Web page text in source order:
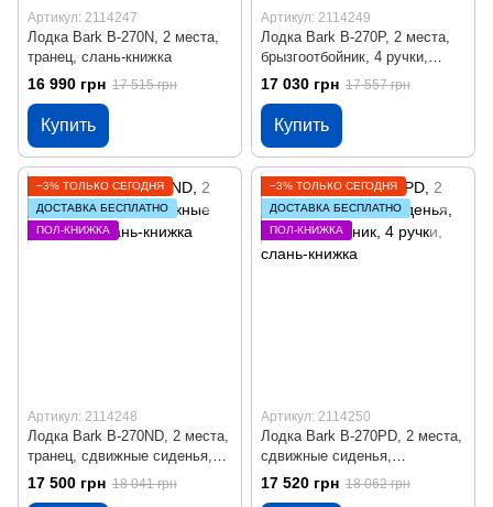
Артикул: 2114247
Лодка Bark B-270N, 2 места,
транец, слань-книжка
16 990 грн 17 515 грн
Купить
Артикул: 2114249
Лодка Bark B-270P, 2 места,
брызгоотбойник, 4 ручки,
слань-книжка
17 030 грн 17 557 грн
Купить
−3% ТОЛЬКО СЕГОДНЯ
ДОСТАВКА БЕСПЛАТНО
ПОЛ-КНИЖКА
Артикул: 2114248
Лодка Bark B-270ND, 2 места,
транец, сдвижные сиденья,
слань-книжка
17 500 грн 18 041 грн
−3% ТОЛЬКО СЕГОДНЯ
ДОСТАВКА БЕСПЛАТНО
ПОЛ-КНИЖКА
Артикул: 2114250
Лодка Bark B-270PD, 2 места,
сдвижные сиденья,
брызгоотбойник, 4 ручки,
слань-книжка
17 520 грн 18 062 грн